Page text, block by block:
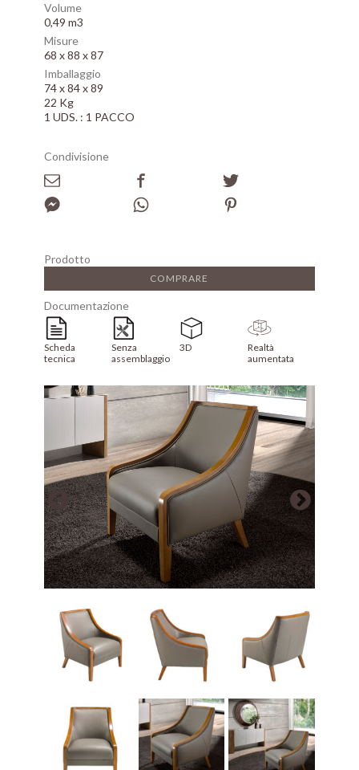
Volume
0,49 m3
Misure
68 x 88 x 87
Imballaggio
74 x 84 x 89
22 Kg
1 UDS. : 1 PACCO
Condivisione
Prodotto
COMPRARE
Documentazione
Scheda
tecnica
Senza
assemblaggio
3D
Realtà
aumentata
Array